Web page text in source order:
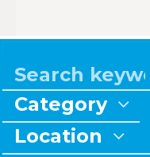
Category
Location